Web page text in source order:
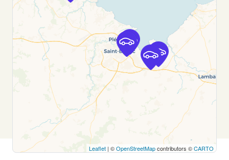
Voir l'agence
Free2Move Rent - GARAGE BAUDRY -
LANTIC (C)
km
7 RUE DE LA NOUETTE
LANTIC, 22410
Voir l'agence
Free2Move Rent - GARAGE DES ISLANDAIS -
ETABLES-SUR-MER (C)
km
Leaflet | ©OpenStreetMapcontributors ©CARTO